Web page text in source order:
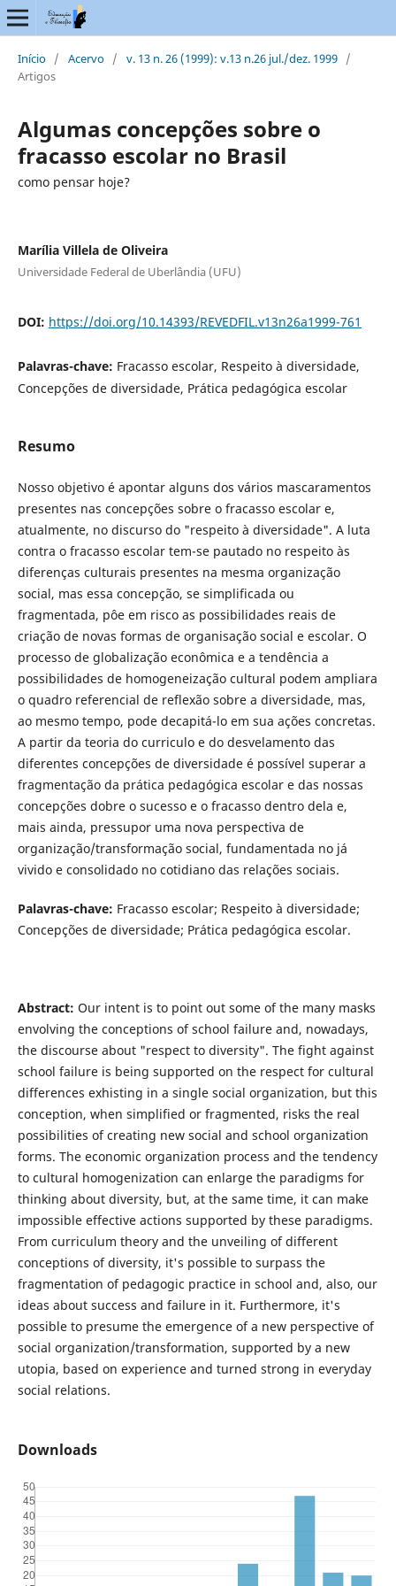
Início / Acervo / v. 13 n. 26 (1999): v.13 n.26 jul./dez. 1999 /
Artigos
Algumas concepções sobre o
fracasso escolar no Brasil
como pensar hoje?
Marília Villela de Oliveira
Universidade Federal de Uberlândia (UFU)
DOI: https://doi.org/10.14393/REVEDFIL.v13n26a1999-761
Palavras-chave: Fracasso escolar, Respeito à diversidade,
Concepções de diversidade, Prática pedagógica escolar
Resumo
Nosso objetivo é apontar alguns dos vários mascaramentos
presentes nas concepções sobre o fracasso escolar e,
atualmente, no discurso do "respeito à diversidade". A luta
contra o fracasso escolar tem-se pautado no respeito às
diferenças culturais presentes na mesma organização
social, mas essa concepção, se simplificada ou
fragmentada, pôe em risco as possibilidades reais de
criação de novas formas de organisação social e escolar. O
processo de globalização econômica e a tendência a
possibilidades de homogeneização cultural podem ampliara
o quadro referencial de reflexão sobre a diversidade, mas,
ao mesmo tempo, pode decapitá-lo em sua ações concretas.
A partir da teoria do curriculo e do desvelamento das
diferentes concepções de diversidade é possível superar a
fragmentação da prática pedagógica escolar e das nossas
concepções dobre o sucesso e o fracasso dentro dela e,
mais ainda, pressupor uma nova perspectiva de
organização/transformação social, fundamentada no já
vivido e consolidado no cotidiano das relações sociais.
Palavras-chave: Fracasso escolar; Respeito à diversidade;
Concepções de diversidade; Prática pedagógica escolar.
Abstract: Our intent is to point out some of the many masks
envolving the conceptions of school failure and, nowadays,
the discourse about "respect to diversity". The fight against
school failure is being supported on the respect for cultural
differences exhisting in a single social organization, but this
conception, when simplified or fragmented, risks the real
possibilities of creating new social and school organization
forms. The economic organization process and the tendency
to cultural homogenization can enlarge the paradigms for
thinking about diversity, but, at the same time, it can make
impossible effective actions supported by these paradigms.
From curriculum theory and the unveiling of different
conceptions of diversity, it's possible to surpass the
fragmentation of pedagogic practice in school and, also, our
ideas about success and failure in it. Furthermore, it's
possible to presume the emergence of a new perspective of
social organization/transformation, supported by a new
utopia, based on experience and turned strong in everyday
social relations.
Downloads